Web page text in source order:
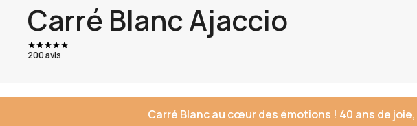
Carré Blanc Ajaccio
200 avis
Carré Blanc au cœur des émotions​ ! 40 ans de